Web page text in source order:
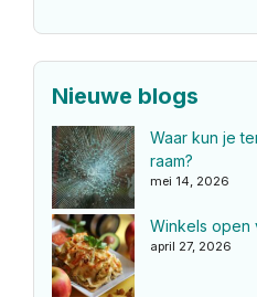
Nieuwe blogs
Waar kun je
raam?
mei 14, 2026
Winkels open
april 27, 2026